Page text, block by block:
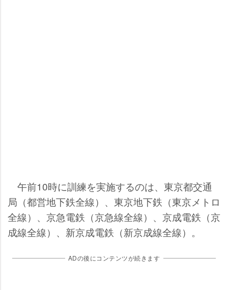
午前10時に訓練を実施するのは、東京都交通
局（都営地下鉄全線）、東京地下鉄（東京メトロ
全線）、京急電鉄（京急線全線）、京成電鉄（京
成線全線）、新京成電鉄（新京成線全線）。
ADの後にコンテンツが続きます